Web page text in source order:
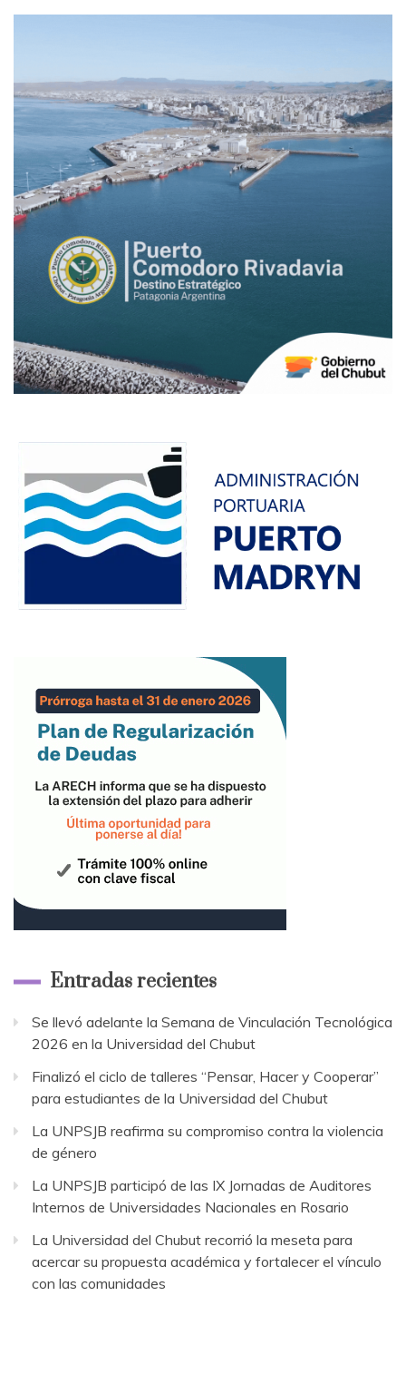
Entradas recientes
Se llevó adelante la Semana de Vinculación Tecnológica
2026 en la Universidad del Chubut
Finalizó el ciclo de talleres “Pensar, Hacer y Cooperar”
para estudiantes de la Universidad del Chubut
La UNPSJB reafirma su compromiso contra la violencia
de género
La UNPSJB participó de las IX Jornadas de Auditores
Internos de Universidades Nacionales en Rosario
La Universidad del Chubut recorrió la meseta para
acercar su propuesta académica y fortalecer el vínculo
con las comunidades